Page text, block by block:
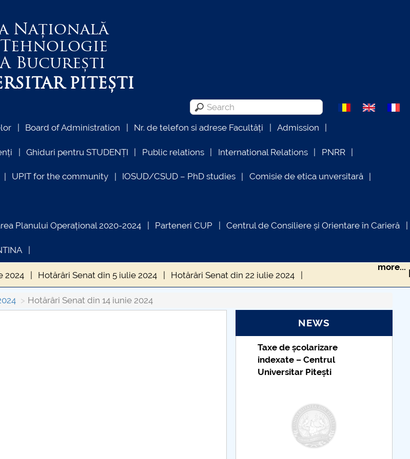
Națională
București
PITEȘTI
Board of Administration Nr. de telefon si adrese Facultăți Admission
Ghiduri pentru STUDENȚI Public relations International Relations PNRR
UPIT for the community IOSUD/CSUD – PhD studies Comisie de etica unversitară
Planului Operațional 2020-2024 Parteneri CUP Centrul de Consiliere și Orientare în Carieră
2024 Hotărâri Senat din 5 iulie 2024 Hotărâri Senat din 22 iulie 2024
2024 Hotărâri Senat din 27 septembrie
Hotărâri Senat din 4 noiembrie 2024
Hotărâri Senat din 14 iunie 2024
Hotărâri Senat din 6 februarie 2024
Hotărâri Senat din 9 aprilie 2024
Hotărâri Senat din 19 decembrie 2024
more...
Hotărâri Senat din 14 iunie 2024
NEWS
Taxe de școlarizare
indexate – Centrul
Universitar Pitești